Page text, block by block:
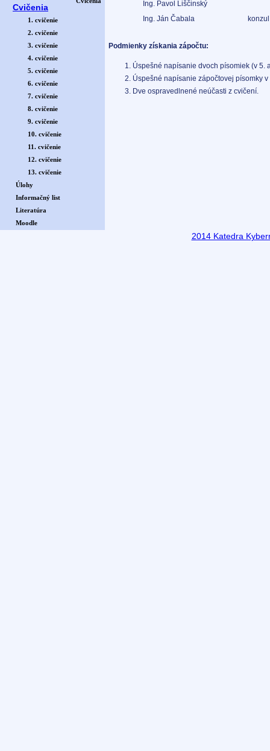
1. cvičenie
2. cvičenie
3. cvičenie
4. cvičenie
5. cvičenie
6. cvičenie
7. cvičenie
8. cvičenie
9. cvičenie
10. cvičenie
11. cvičenie
12. cvičenie
13. cvičenie
Úlohy
Informačný list
Literatúra
Moodle
Ing. Pavol Liščinský
Ing. Ján Čabala
Podmienky získania zápočtu:
Úspešné napísanie dvoch písomiek (v 5.
Úspešné napísanie zápočtovej písomky
Dve ospravedlnené neúčasti z cvičení.
2014 Katedra